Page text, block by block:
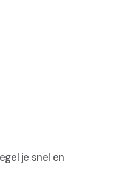
je snel en